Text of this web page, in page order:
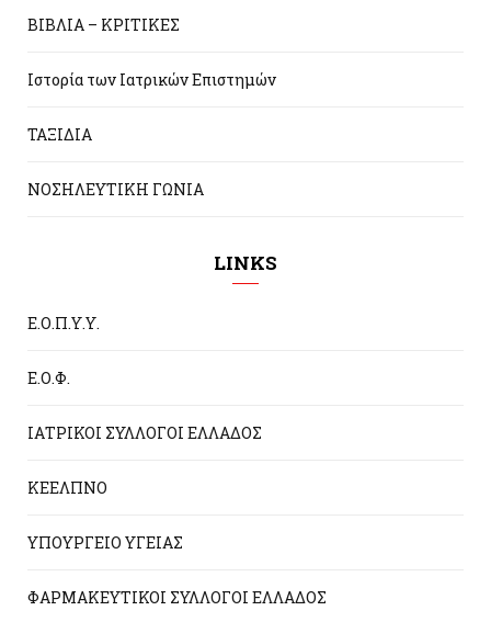
ΒΙΒΛΙΑ – ΚΡΙΤΙΚΕΣ
Ιστορία των Ιατρικών Επιστημών
ΤΑΞΙΔΙΑ
ΝΟΣΗΛΕΥΤΙΚΗ ΓΩΝΙΑ
LINKS
Ε.Ο.Π.Υ.Υ.
Ε.Ο.Φ.
ΙΑΤΡΙΚΟΙ ΣΥΛΛΟΓΟΙ ΕΛΛΑΔΟΣ
ΚΕΕΛΠΝΟ
ΥΠΟΥΡΓΕΙΟ ΥΓΕΙΑΣ
ΦΑΡΜΑΚΕΥΤΙΚΟΙ ΣΥΛΛΟΓΟΙ ΕΛΛΑΔΟΣ